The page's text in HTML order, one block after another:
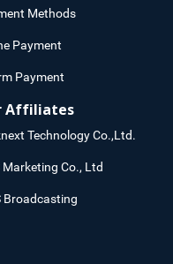
Methods
Payment
Payment
Affiliates
Technology Co.,Ltd.
Marketing Co., Ltd
Broadcasting